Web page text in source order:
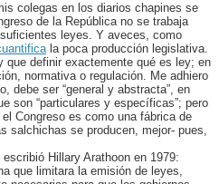
colegas en los diarios chapines se
de la República no se trabaja
leyes. Y aveces, como
la poca producción legislativa.
que definir exactemente qué es ley; en
normativa o regulación. Me adhiero
debe ser “general y abstracta”, en
son “particulares y específicas”; pero
Congreso es como una fábrica de
salchichas se producen, mejor- pues,
Hillary Arathoon en 1979:
que limitara la emisión de leyes,